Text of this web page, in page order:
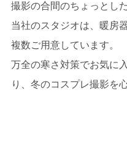
撮影の合間のちょっとし
当社のスタジオは、暖房
複数ご用意しています。
万全の寒さ対策でお気に
り、冬のコスプレ撮影を